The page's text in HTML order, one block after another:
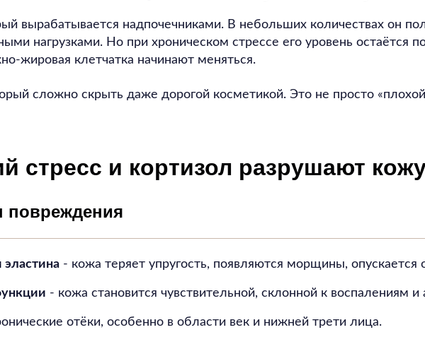
вырабатывается надпочечниками. В небольших количествах он
нагрузками. Но при хроническом стрессе его уровень остаётся
жировая клетчатка начинают меняться.
сложно скрыть даже дорогой косметикой. Это не просто
стресс и кортизол разрушают
повреждения
эластина - кожа теряет упругость, появляются морщины, опускается
- кожа становится чувствительной, склонной к воспалениям и
отёки, особенно в области век и нижней трети лица.